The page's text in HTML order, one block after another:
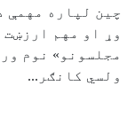
چین لپاره مهمې
وړ او مهم ارزښت
مجلسونو» نوم
ولسي کانګر...